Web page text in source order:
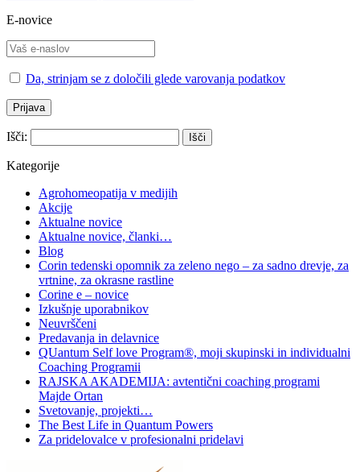
E-novice
Da, strinjam se z določili glede varovanja podatkov
Išči:
Kategorije
Agrohomeopatija v medijih
Akcije
Aktualne novice
Aktualne novice, članki…
Blog
Corin tedenski opomnik za zeleno nego – za sadno drevje, za
vrtnine, za okrasne rastline
Corine e – novice
Izkušnje uporabnikov
Neuvrščeni
Predavanja in delavnice
QUantum Self love Program®, moji skupinski in individualni
Coaching Programii
RAJSKA AKADEMIJA: avtentični coaching programi
Majde Ortan
Svetovanje, projekti…
The Best Life in Quantum Powers
Za pridelovalce v profesionalni pridelavi